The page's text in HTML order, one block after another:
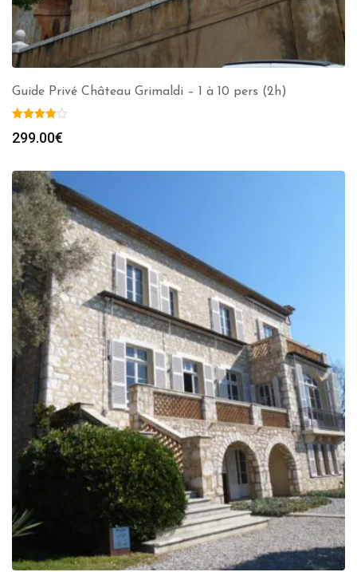
Guide Privé Château Grimaldi – 1 à 10 pers (2h)
299.00€